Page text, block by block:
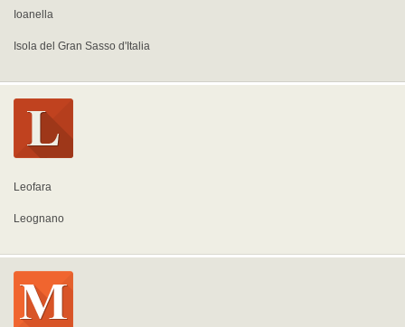
Ioanella
Isola del Gran Sasso d'Italia
Leofara
Leognano